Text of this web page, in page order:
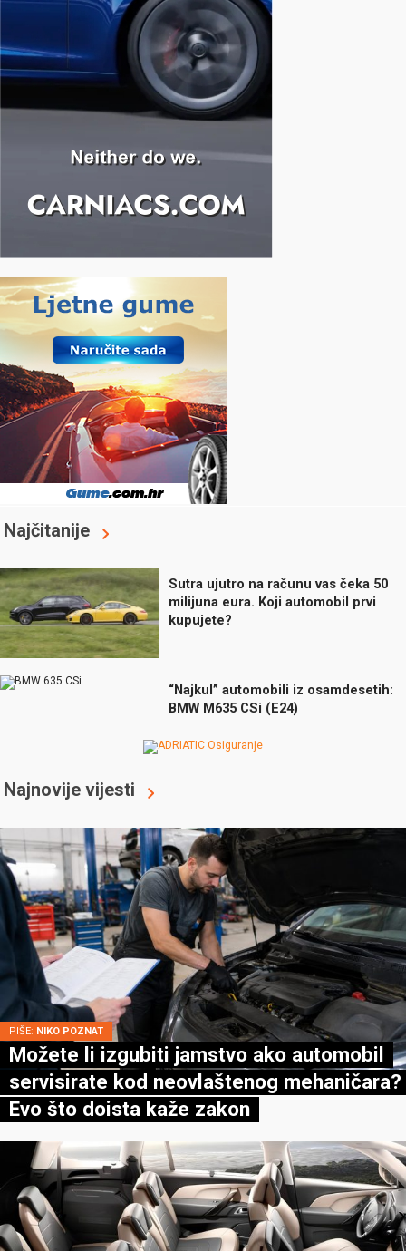
Najčitanije
Sutra ujutro na računu vas čeka 50
milijuna eura. Koji automobil prvi
kupujete?
“Najkul” automobili iz osamdesetih:
BMW M635 CSi (E24)
Najnovije vijesti
PIŠE: NIKO POZNAT
Možete li izgubiti jamstvo ako automobil
servisirate kod neovlaštenog mehaničara?
Evo što doista kaže zakon